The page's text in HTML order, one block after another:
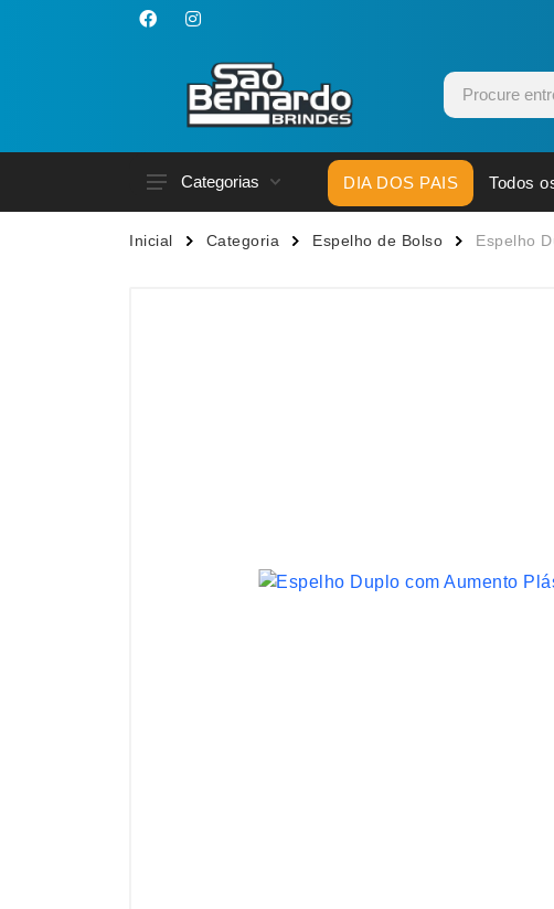
Categorias
Acessórios p/ Celular
Canecas
DIA DOS PAIS Todos
Inicial Categoria Espelho de Bolso Espelho